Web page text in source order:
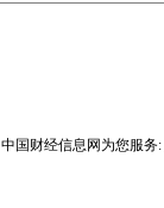
中国财经信息网为您服务: